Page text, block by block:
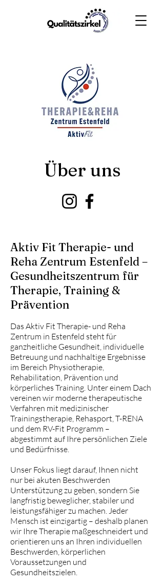
Über uns
Aktiv Fit Therapie- und
Reha Zentrum Estenfeld –
Gesundheitszentrum für
Therapie, Training &
Prävention
Das Aktiv Fit Therapie- und Reha
Zentrum in Estenfeld steht für
ganzheitliche Gesundheit, individuelle
Betreuung und nachhaltige Ergebnisse
im Bereich Physiotherapie,
Rehabilitation, Prävention und
körperliches Training. Unter einem Dach
vereinen wir moderne therapeutische
Verfahren mit medizinischer
Trainingstherapie, Rehasport, T-RENA
und dem RV-Fit Programm –
abgestimmt auf Ihre persönlichen Ziele
und Bedürfnisse.
Unser Fokus liegt darauf, Ihnen nicht
nur bei akuten Beschwerden
Unterstützung zu geben, sondern Sie
langfristig beweglicher, stabiler und
leistungsfähiger zu machen. Jeder
Mensch ist einzigartig – deshalb planen
wir Ihre Therapie maßgeschneidert und
orientieren uns an Ihren individuellen
Beschwerden, körperlichen
Voraussetzungen und
Gesundheitszielen.